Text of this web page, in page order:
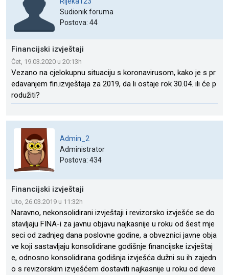
Sudionik foruma
Postova: 44
Financijski izvještaji
Čet, 19.03.2020 u 20:13h
Vezano na cjelokupnu situaciju s koronavirusom, kako je s pr
edavanjem fin.izvještaja za 2019, da li ostaje rok 30.04. ili će p
rodužiti?
Admin_2
Administrator
Postova: 434
Financijski izvještaji
Uto, 26.03.2019 u 11:32h
Naravno, nekonsolidirani izvještaji i revizorsko izvješće se do
stavljaju FINA-i za javnu objavu najkasnije u roku od šest mje
seci od zadnjeg dana poslovne godine, a obveznici javne obja
ve koji sastavljaju konsolidirane godišnje financijske izvještaj
e, odnosno konsolidirana godišnja izvješća dužni su ih zajedn
o s revizorskim izvješćem dostaviti najkasnije u roku od deve